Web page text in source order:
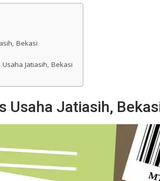
Bekasi
Jatiasih, Bekasi
Usaha Jatiasih,